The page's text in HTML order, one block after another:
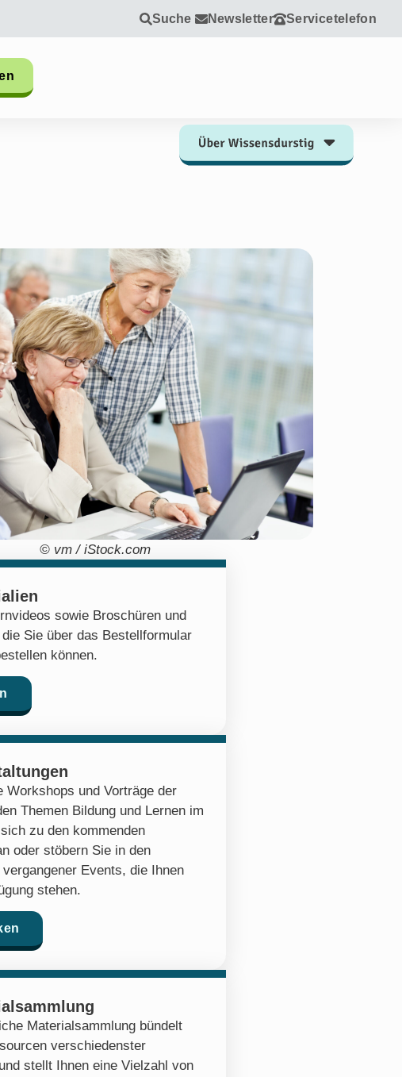
Suche Newsletter Servicetelefon
© vm / iStock.com
sowie Broschüren und
Sie über das Bestellformular
können.
Workshops und Vorträge der
Themen Bildung und Lernen im
zu den kommenden
oder stöbern Sie in den
Events, die Ihnen
stehen.
Materialsammlung bündelt
verschiedenster
stellt Ihnen eine Vielzahl von